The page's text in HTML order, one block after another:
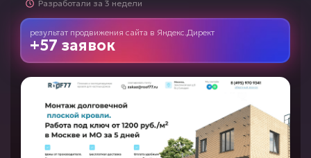
Разработали за 3 недели
результат продвижения сайта в Яндекс.Директ
+57 заявок